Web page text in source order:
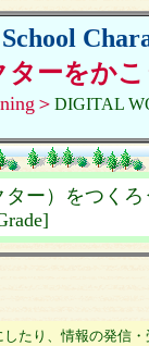
ターをか
＞ DIGITAL
ー）をつく
たり、情報の発信